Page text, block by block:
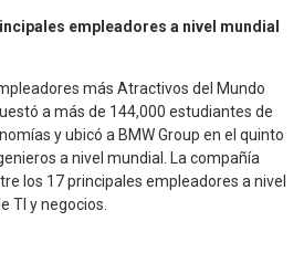
empleadores a nivel mundial
más Atractivos del Mundo
a más de 144,000 estudiantes de
y ubicó a BMW Group en el quinto
a nivel mundial. La compañía
los 17 principales empleadores a nivel
TI y negocios.